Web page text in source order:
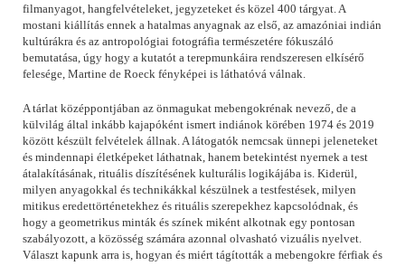
filmanyagot, hangfelvételeket, jegyzeteket és közel 400 tárgyat. A
mostani kiállítás ennek a hatalmas anyagnak az első, az amazóniai indián
kultúrákra és az antropológiai fotográfia természetére fókuszáló
bemutatása, úgy hogy a kutatót a terepmunkáira rendszeresen elkísérő
felesége, Martine de Roeck fényképei is láthatóvá válnak.
A tárlat középpontjában az önmagukat mebengokrénak nevező, de a
külvilág által inkább kajapóként ismert indiánok körében 1974 és 2019
között készült felvételek állnak. A látogatók nemcsak ünnepi jeleneteket
és mindennapi életképeket láthatnak, hanem betekintést nyernek a test
átalakításának, rituális díszítésének kulturális logikájába is. Kiderül,
milyen anyagokkal és technikákkal készülnek a testfestések, milyen
mitikus eredettörténetekhez és rituális szerepekhez kapcsolódnak, és
hogy a geometrikus minták és színek miként alkotnak egy pontosan
szabályozott, a közösség számára azonnal olvasható vizuális nyelvet.
Választ kapunk arra is, hogyan és miért tágították a mebengokre férfiak és